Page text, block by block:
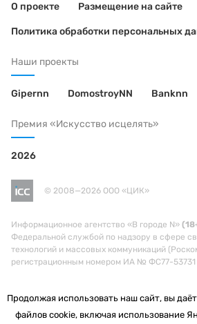
О проекте Размещение на сайте
Политика обработки персональных
Наши проекты
Gipernn DomostroyNN Banknn
Премия «Искусство исцелять»
2026
© 2008—2026 ООО «ЦИК»
Информационное агентство «В городе N»
Федеральной службой по надзору в сфере
технологий и массовых коммуникаций
регистрационным номером ИА № ФС77-53731
Продолжая использовать наш сайт, вы
файлов cookie, включая использование